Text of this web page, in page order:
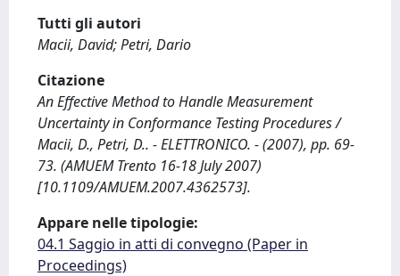
Tutti gli autori
Macii, David; Petri, Dario
Citazione
An Effective Method to Handle Measurement
Uncertainty in Conformance Testing Procedures /
Macii, D., Petri, D.. - ELETTRONICO. - (2007), pp. 69-
73. (AMUEM Trento 16-18 July 2007)
[10.1109/AMUEM.2007.4362573].
Appare nelle tipologie:
04.1 Saggio in atti di convegno (Paper in
Proceedings)